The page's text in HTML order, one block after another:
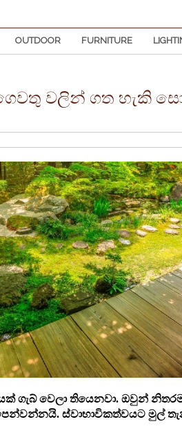
OUTDOOR FURNITURE
වලින් ගත හැකි
ගැබ් වෙලා තියෙනවා. ඔවුන්
ස්වාභාවිකත්වයට මුල්